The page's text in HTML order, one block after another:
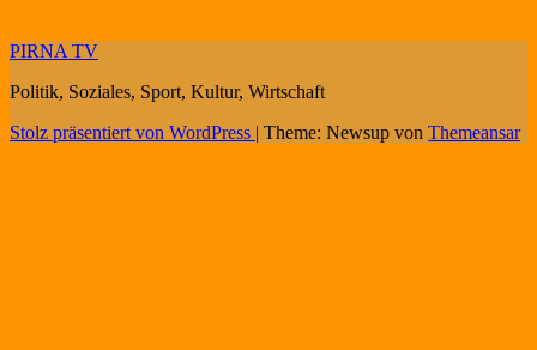
PIRNA TV
Politik, Soziales, Sport, Kultur, Wirtschaft
Stolz präsentiert von WordPress | Theme: Newsup von Themeansar